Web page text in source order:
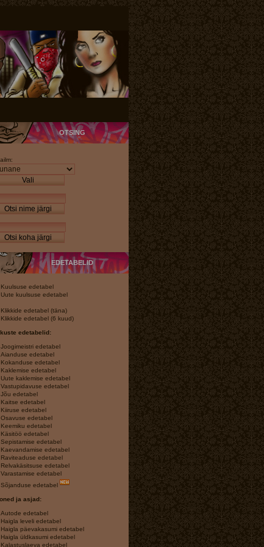
OTSING
Vali
Otsi nime järgi
Otsi koha järgi
EDETABELID
Kuulsuse edetabel
Uute kuulsuse edetabel
Klikkide edetabel (täna)
Klikkide edetabel (6 kuud)
edetabelid:
Joogimeistri edetabel
Aianduse edetabel
Kokanduse edetabel
Kaklemise edetabel
Uute kaklemise edetabel
Vastupidavuse edetabel
Jõu edetabel
Kaitse edetabel
Kiiruse edetabel
Osavuse edetabel
Keemiku edetabel
Käsitöö edetabel
Sepistamise edetabel
Kaevandamise edetabel
Raviteaduse edetabel
Relvakäsitsuse edetabel
Varastamise edetabel
Sõjanduse edetabel
ja asjad:
Autode edetabel
Haigla leveli edetabel
Haigla päevakasumi edetabel
Haigla üldkasumi edetabel
Kalastuslaeva edetabel